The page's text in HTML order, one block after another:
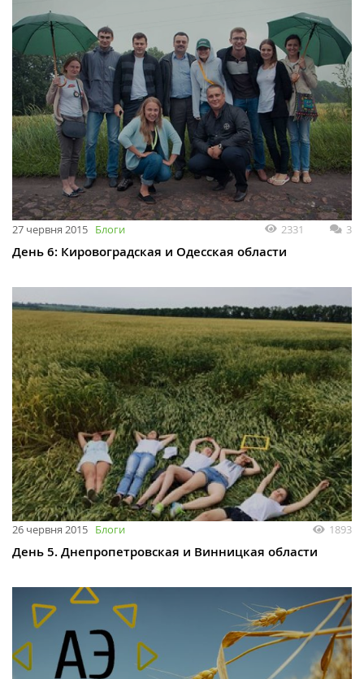
27 червня 2015 Блоги 2331 3
День 6: Кировоградская и Одесская области
26 червня 2015 Блоги 1893
День 5. Днепропетровская и Винницкая области